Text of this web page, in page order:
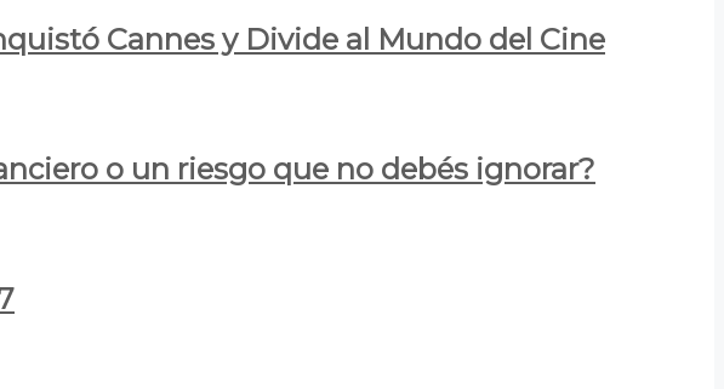
Cannes y Divide al Mundo del Cine
o un riesgo que no debés ignorar?